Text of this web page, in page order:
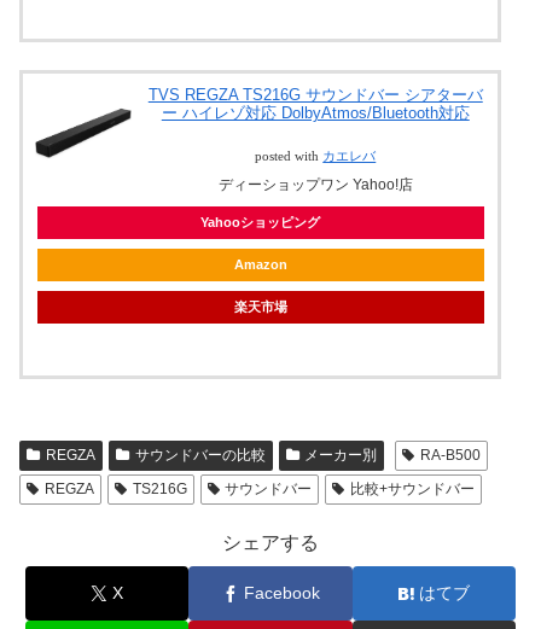
TVS REGZA TS216G サウンドバー シアターバ
ー ハイレゾ対応 DolbyAtmos/Bluetooth対応
posted with カエレバ
ディーショップワン Yahoo!店
Yahooショッピング
Amazon
楽天市場
REGZA サウンドバーの比較 メーカー別
RA-B500
REGZA
TS216G サウンドバー 比較+サウンドバー
シェアする
X Facebook はてブ